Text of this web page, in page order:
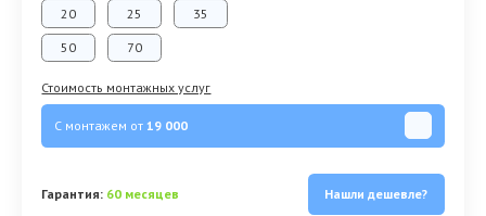
20 25 35
50 70
Стоимость монтажных услуг
С монтажем от19 000
Гарантия: 60 месяцев Нашли дешевле?